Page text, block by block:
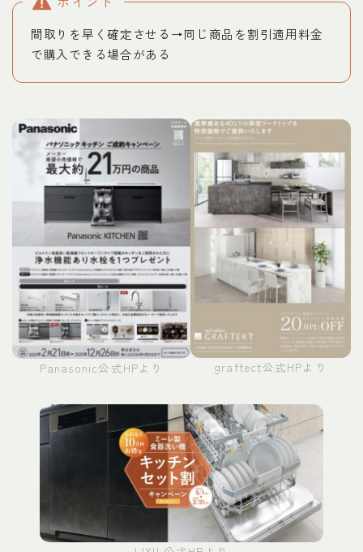
間取りを早く確定させる→同じ商品を割引適用料金
で購入できる場合がある
Panasonic公式HPより graftect公式HPより